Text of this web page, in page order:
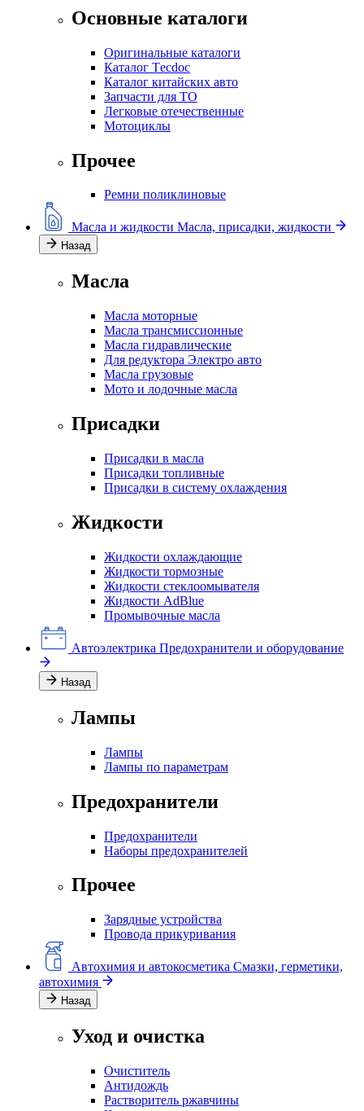
Основные каталоги
Оригинальные каталоги
Каталог Тecdoc
Каталог китайских авто
Запчасти для ТО
Легковые отечественные
Мотоциклы
Прочее
Ремни поликлиновые
Масла и жидкости Масла, присадки, жидкости
Назад
Масла
Масла моторные
Масла трансмиссионные
Масла гидравлические
Для редуктора Электро авто
Масла грузовые
Мото и лодочные масла
Присадки
Присадки в масла
Присадки топливные
Присадки в систему охлаждения
Жидкости
Жидкости охлаждающие
Жидкости тормозные
Жидкости стеклоомывателя
Жидкости AdBlue
Промывочные масла
Автоэлектрика Предохранители и оборудование
Назад
Лампы
Лампы
Лампы по параметрам
Предохранители
Предохранители
Наборы предохранителей
Прочее
Зарядные устройства
Провода прикуривания
Автохимия и автокосметика Смазки, герметики,
автохимия
Назад
Уход и очистка
Очиститель
Антидождь
Растворитель ржавчины